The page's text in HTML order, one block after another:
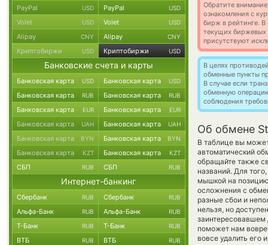
Обратите
ознакомления с
бирж в рейтинге. В
текущих биржевых
присутствуют
В целях
обменные пункты
В случае если
обменную
соблюдения
Об обмене
В таблице вы
автоматический
обращайте также
названий. Для
мышкой на
осложнения с
разные сбои и
нельзя, но
заинтересовавшем
поможет нам
вовсе удалить его
PayPal USD PayPal USD
Volet USD Volet USD
Alipay CNY Alipay CNY
Криптобиржи USD Криптобиржи USD
Банковские счета и карты
Банковская карта USD Банковская карта USD
Банковская карта RUB Банковская карта RUB
Банковская карта EUR Банковская карта EUR
Банковская карта UAH Банковская карта UAH
Банковская карта BYN Банковская карта BYN
Банковская карта KZT Банковская карта KZT
СБП RUB СБП RUB
Интернет-банкинг
Сбербанк RUB Сбербанк RUB
Альфа-Банк RUB Альфа-Банк RUB
Т-Банк RUB Т-Банк RUB
ВТБ RUB ВТБ RUB